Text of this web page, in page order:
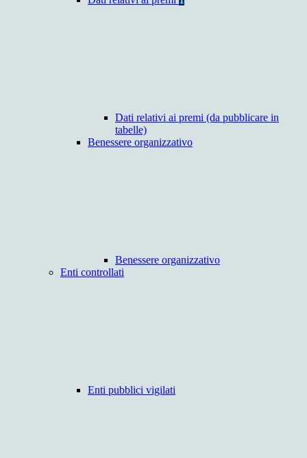
Dati relativi ai premi (da pubblicare in
tabelle)
Benessere organizzativo
Benessere organizzativo
Enti controllati
Enti pubblici vigilati